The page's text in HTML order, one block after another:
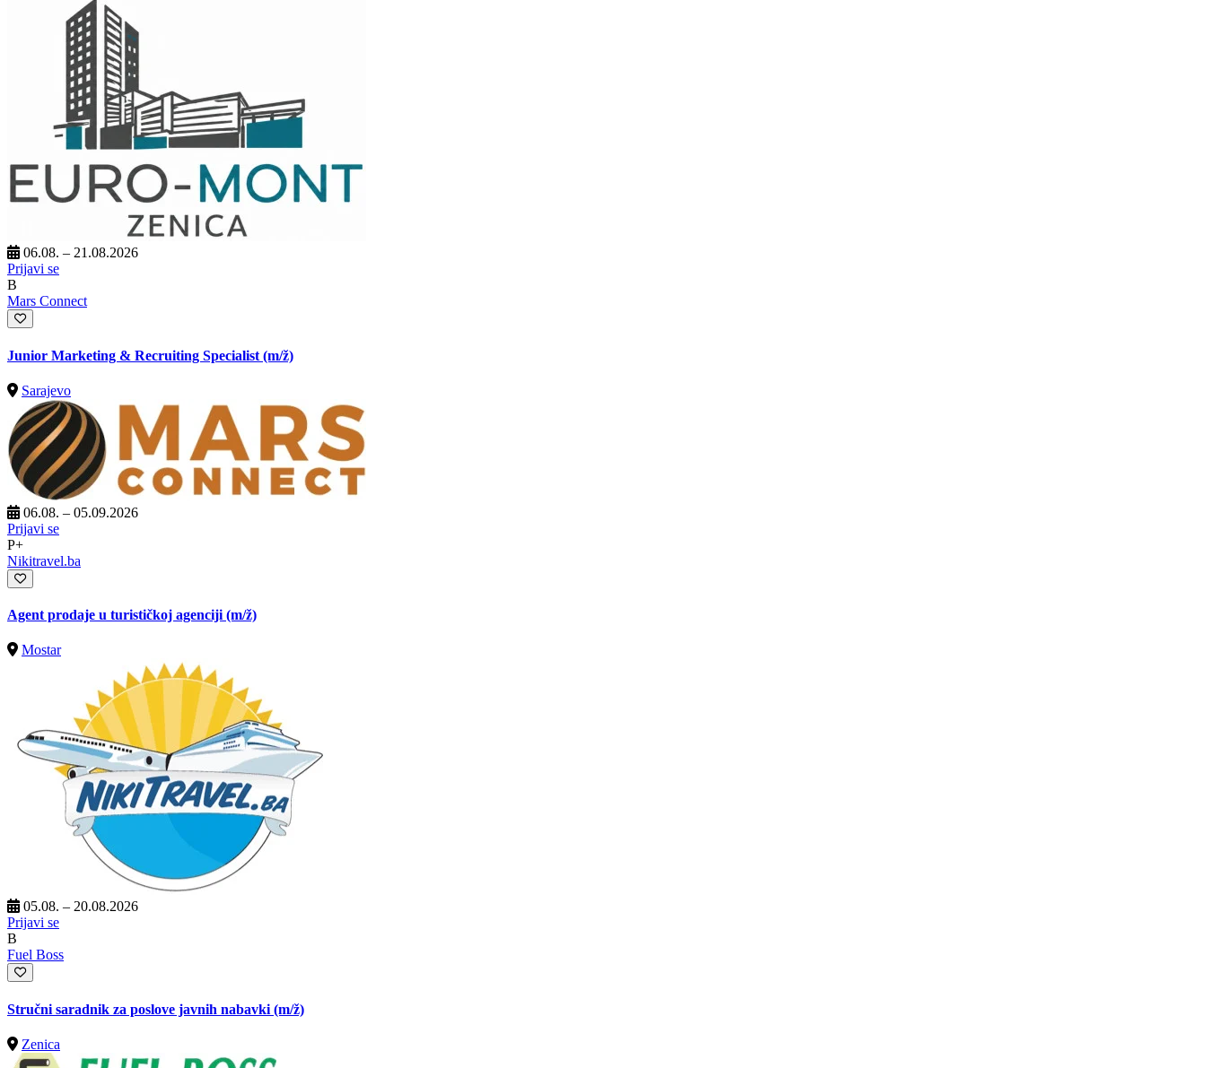
06.08. – 21.08.2026
Prijavi se
B
Mars Connect
Junior Marketing & Recruiting Specialist (m/ž)
Sarajevo
06.08. – 05.09.2026
Prijavi se
P+
Nikitravel.ba
Agent prodaje u turističkoj agenciji (m/ž)
Mostar
05.08. – 20.08.2026
Prijavi se
B
Fuel Boss
Stručni saradnik za poslove javnih nabavki (m/ž)
Zenica